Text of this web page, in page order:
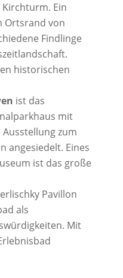
Kirchturm. Ein
Ortsrand von
Findlinge
historischen
ist das
mit
zum
angesiedelt. Eines
ist das große
Pavillon
als
Mit